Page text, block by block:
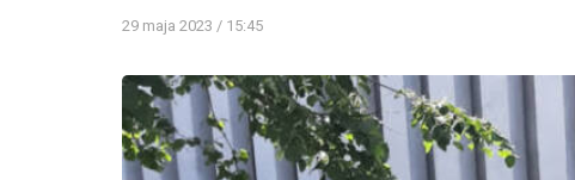
29 maja 2023 / 15:45